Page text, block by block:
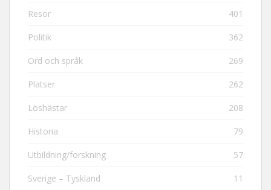
Resor 401
Politik 362
Ord och språk 269
Platser 262
Löshästar 208
Historia 79
Utbildning/forskning 57
Sverige – Tyskland 11